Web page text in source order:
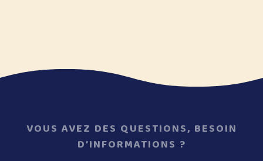
VOUS AVEZ DES QUESTIONS, BESOIN
D’INFORMATIONS ?